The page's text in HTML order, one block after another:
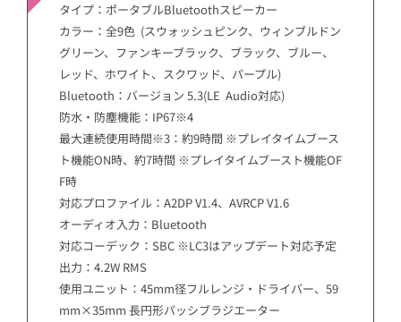
タイプ：ポータブルBluetoothスピーカー
カラー：全9色 (スウォッシュピンク、ウィンブルドン
グリーン、ファンキーブラック、ブラック、ブルー、
レッド、ホワイト、スクワッド、パープル)
Bluetooth：バージョン 5.3(LE Audio対応)
防水・防塵機能：IP67※4
最大連続使用時間※3：約9時間 ※プレイタイムブース
ト機能ON時、約7時間 ※プレイタイムブースト機能OF
F時
対応プロファイル：A2DP V1.4、AVRCP V1.6
オーディオ入力：Bluetooth
対応コーデック：SBC ※LC3はアップデート対応予定
出力：4.2W RMS
使用ユニット：45mm径フルレンジ・ドライバー、59
mm×35mm 長円形パッシブラジエーター